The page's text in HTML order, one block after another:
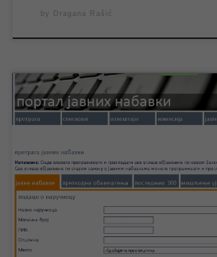
by Dragana Rašić
Након отварања јавне набавке ЈН 28/
опреме“ и детаљног прегледа
за спровођење јавних набавки је
прикупљене понуде неприхватљиве. Из
наручилац ЈКП „Водовод и
одлуку о обустави поступка јавне
„Набавка ХТЗ опреме“. Све […]